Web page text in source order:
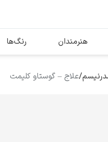
محبوب‌ترین هنرمندان
هنرمندان رنگ‌ها
/علاج – گوستاو کلیمت